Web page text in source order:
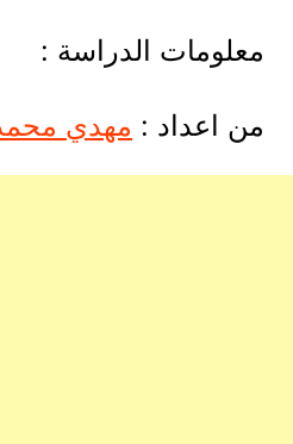
معلومات الدراسة :
من اعداد : مهدي